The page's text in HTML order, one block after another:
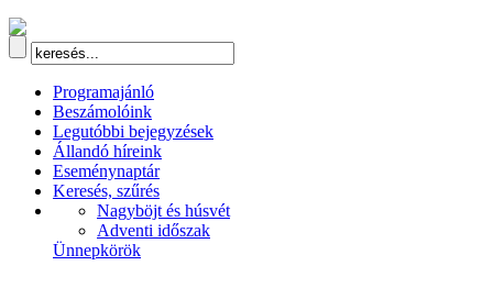
Programajánló
Beszámolóink
Legutóbbi bejegyzések
Állandó híreink
Eseménynaptár
Keresés, szűrés
Nagyböjt és húsvét
Adventi időszak
Ünnepkörök